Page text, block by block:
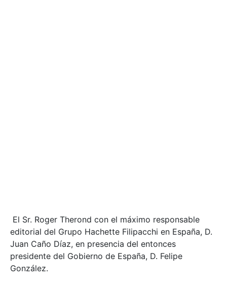
El Sr. Roger Therond con el máximo responsable
editorial del Grupo Hachette Filipacchi en España, D.
Juan Caño Díaz, en presencia del entonces
presidente del Gobierno de España, D. Felipe
González.